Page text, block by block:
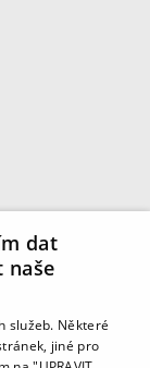
dat
naše
služeb. Některé
jiné pro